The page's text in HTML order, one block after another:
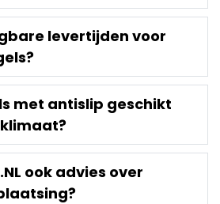
levertijden voor
met antislip geschikt
ook advies over